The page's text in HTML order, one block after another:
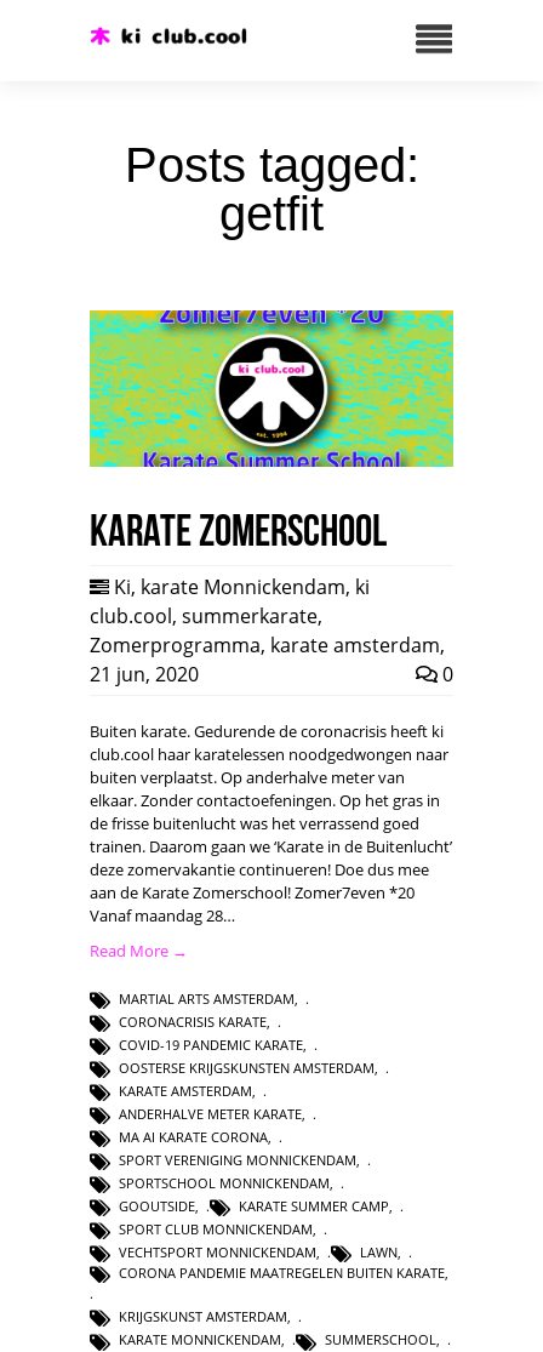
Posts tagged:
getfit
Karate Zomerschool
Ki, karate Monnickendam, ki
club.cool, summerkarate,
Zomerprogramma, karate amsterdam,
21 jun, 2020
0
Buiten karate. Gedurende de coronacrisis heeft ki
club.cool haar karatelessen noodgedwongen naar
buiten verplaatst. Op anderhalve meter van
elkaar. Zonder contactoefeningen. Op het gras in
de frisse buitenlucht was het verrassend goed
trainen. Daarom gaan we ‘Karate in de Buitenlucht’
deze zomervakantie continueren! Doe dus mee
aan de Karate Zomerschool! Zomer7even *20
Vanaf maandag 28…
Read More →
MARTIAL ARTS AMSTERDAM
CORONACRISIS KARATE
COVID-19 PANDEMIC KARATE
OOSTERSE KRIJGSKUNSTEN AMSTERDAM
KARATE AMSTERDAM
ANDERHALVE METER KARATE
MA AI KARATE CORONA
SPORT VERENIGING MONNICKENDAM,
SPORTSCHOOL MONNICKENDAM,
GOOUTSIDE, KARATE SUMMER CAMP,
SPORT CLUB MONNICKENDAM,
VECHTSPORT MONNICKENDAM, LAWN,
CORONA PANDEMIE MAATREGELEN BUITEN KARATE,
KRIJGSKUNST AMSTERDAM,
KARATE MONNICKENDAM, SUMMERSCHOOL,